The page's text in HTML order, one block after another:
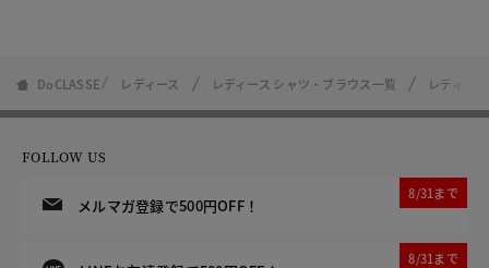
DoCLASSE レディース レディース シャツ・ブラウス一覧 レディー
FOLLOW US
メルマガ登録で500円OFF！
8/31まで
8/31まで